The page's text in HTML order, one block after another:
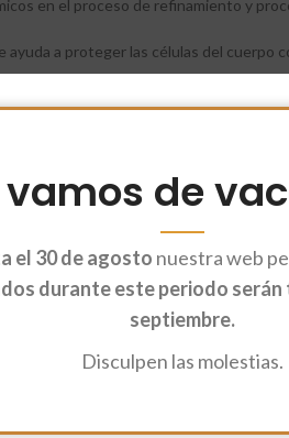
vamos de
el 30 de agosto nuestra web
durante este periodo
septiembre.
Disculpen las molestias.
en el proceso de refinamiento y
a proteger las células del cuerpo